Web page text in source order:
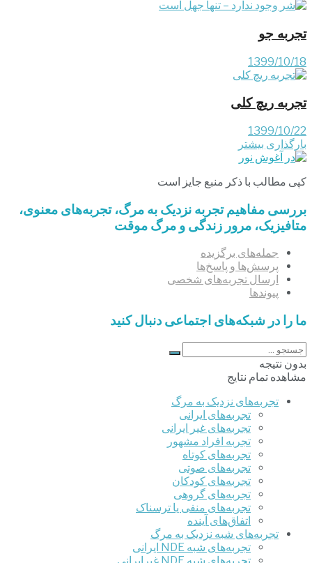
تجربه جو
1399/10/18
تجربه ریچ کلی
1399/10/22
بارگذاری بیشتر
کپی مطالب با ذکر منبع جایز است
بررسی مفاهیم تجربه‌ نزدیک به مرگ، تجربه‌های معنوی،
متافیزیک، مرور زندگی و مرگ موقت
جمله‌های برگزیده
پرسش‌ها و پاسخ‌ها
ارسال تجربه‌های شخصی
پیوندها
ما را در شبکه‌های اجتماعی دنبال کنید
بدون نتیجه
مشاهده تمام نتایج
تجربه‌های نزدیک به مرگ
تجربه‌های ایرانی
تجربه‌های غیر ایرانی
تجربه افراد مشهور
تجربه‌های کوتاه
تجربه‌های صوتی
تجربه‌های کودکان
تجربه‌های گروهی
‌تجربه‌های منفی یا ترسناک
اتفاق‌های آینده
تجربه‌های شبه نزدیک به مرگ
تجربه‌های شبه NDE ایرانی